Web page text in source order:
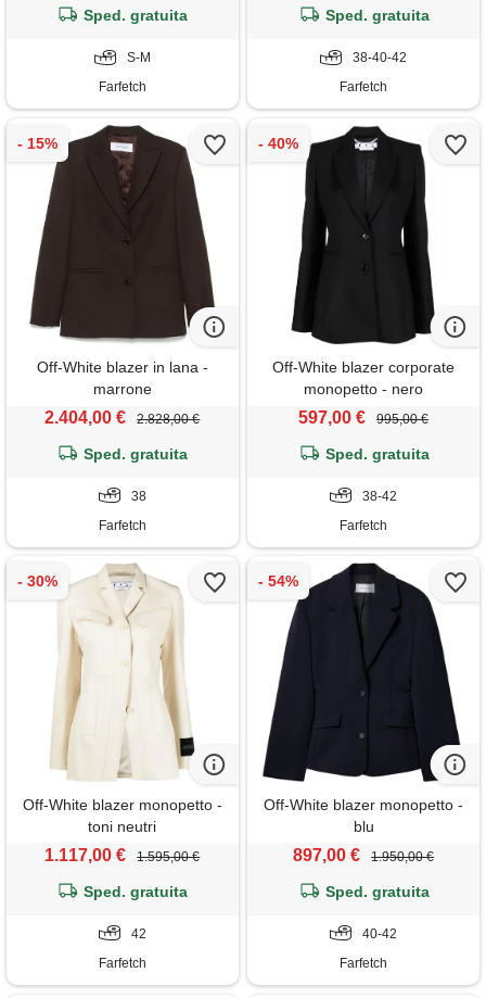
Sped. gratuita
S-M
Farfetch
Sped. gratuita
38-40-42
Farfetch
Off-White blazer in lana -
marrone
2.404,00 € 2.828,00 €
Sped. gratuita
38
Farfetch
Off-White blazer corporate
monopetto - nero
597,00 € 995,00 €
Sped. gratuita
38-42
Farfetch
Off-White blazer monopetto -
toni neutri
1.117,00 € 1.595,00 €
Sped. gratuita
42
Farfetch
Off-White blazer monopetto -
blu
897,00 € 1.950,00 €
Sped. gratuita
40-42
Farfetch